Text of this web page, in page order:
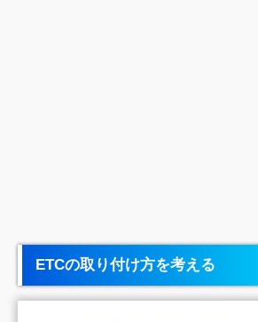
ETCの取り付け方を考える